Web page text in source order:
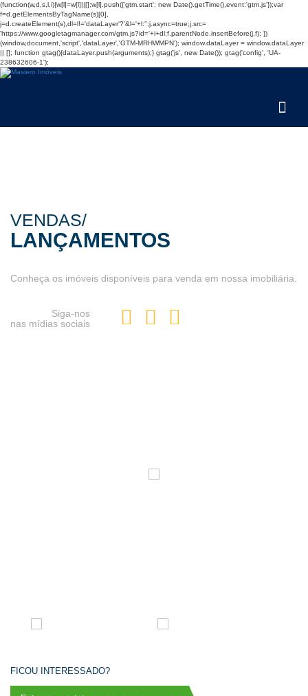
(function(w,d,s,l,i){w[l]=w[l]||[];w[l].push({'gtm.start': new Date().getTime(),event:'gtm.js'});var
f=d.getElementsByTagName(s)[0],
j=d.createElement(s),dl=l!='dataLayer'?'&l='+l:'';j.async=true;j.src=
'https://www.googletagmanager.com/gtm.js?id='+i+dl;f.parentNode.insertBefore(j,f); })
(window,document,'script','dataLayer','GTM-MRHWMPN'); window.dataLayer = window.dataLayer
|| []; function gtag(){dataLayer.push(arguments);} gtag('js', new Date()); gtag('config', 'UA-
238632606-1');
VENDAS/
LANÇAMENTOS
Conheça os imóveis disponíveis para venda em nossa imobiliária.
Siga-nos
nas mídias sociais
FICOU INTERESSADO?